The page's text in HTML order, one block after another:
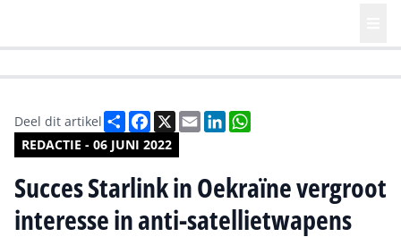
REDACTIE - 06 JUNI 2022
Deel dit artikel DeelFacebook
X EmailLinkedIn
Succes Starlink in Oekraïne vergroot
interesse in anti-satellietwapens